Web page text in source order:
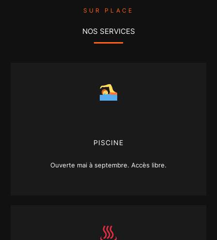
SUR PLACE
NOS SERVICES
PISCINE
Ouverte mai à septembre. Accès libre.